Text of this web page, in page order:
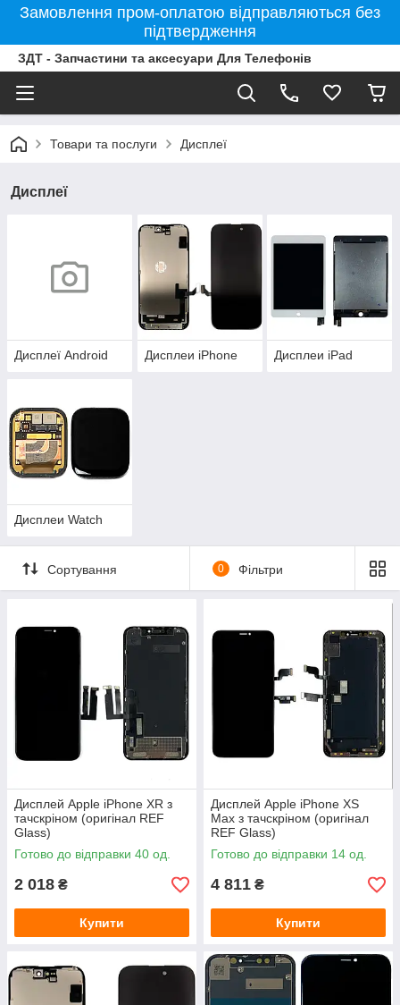
Замовлення пром-оплатою відправляються без
підтвердження
ЗДТ - Запчастини та аксесуари Для Телефонів
Товари та послуги Дисплеї
Дисплеї
Дисплеї Android Дисплеи iPhone Дисплеи iPad
Дисплеи Watch
Сортування 0 Фільтри
Дисплей Apple iPhone XR з
тачскріном (оригінал REF
Glass)
Готово до відправки 40 од.
2 018 ₴
Купити
Дисплей Apple iPhone XS
Max з тачскріном (оригінал
REF Glass)
Готово до відправки 14 од.
4 811 ₴
Купити